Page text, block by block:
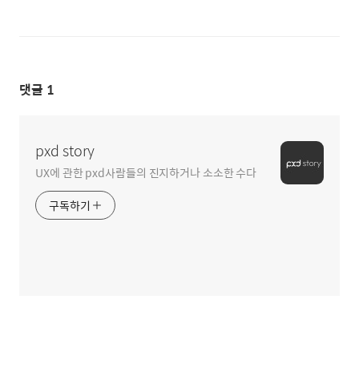
댓글 1
pxd story
UX에 관한 pxd사람들의 진지하거나 소소한 수다
구독하기